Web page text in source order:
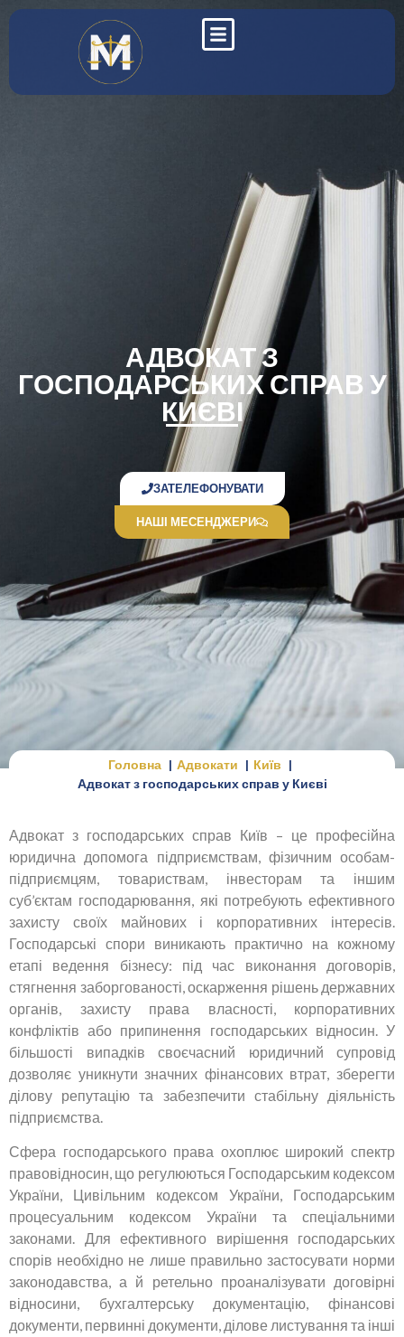
АДВОКАТ З
ГОСПОДАРСЬКИХ СПРАВ У
КИЄВІ
ЗАТЕЛЕФОНУВАТИ
НАШІ МЕСЕНДЖЕРИ
Головна Адвокати
Київ
Адвокат з господарських справ у Києві
Адвокат з господарських справ Київ – це професійна
юридична допомога підприємствам, фізичним особам-
підприємцям, товариствам, інвесторам та іншим
суб’єктам господарювання, які потребують ефективного
захисту своїх майнових і корпоративних інтересів.
Господарські спори виникають практично на кожному
етапі ведення бізнесу: під час виконання договорів,
стягнення заборгованості, оскарження рішень державних
органів, захисту права власності, корпоративних
конфліктів або припинення господарських відносин. У
більшості випадків своєчасний юридичний супровід
дозволяє уникнути значних фінансових втрат, зберегти
ділову репутацію та забезпечити стабільну діяльність
підприємства.
Сфера господарського права охоплює широкий спектр
правовідносин, що регулюються Господарським кодексом
України, Цивільним кодексом України, Господарським
процесуальним кодексом України та спеціальними
законами. Для ефективного вирішення господарських
спорів необхідно не лише правильно застосувати норми
законодавства, а й ретельно проаналізувати договірні
відносини, бухгалтерську документацію, фінансові
документи, первинні документи, ділове листування та інші